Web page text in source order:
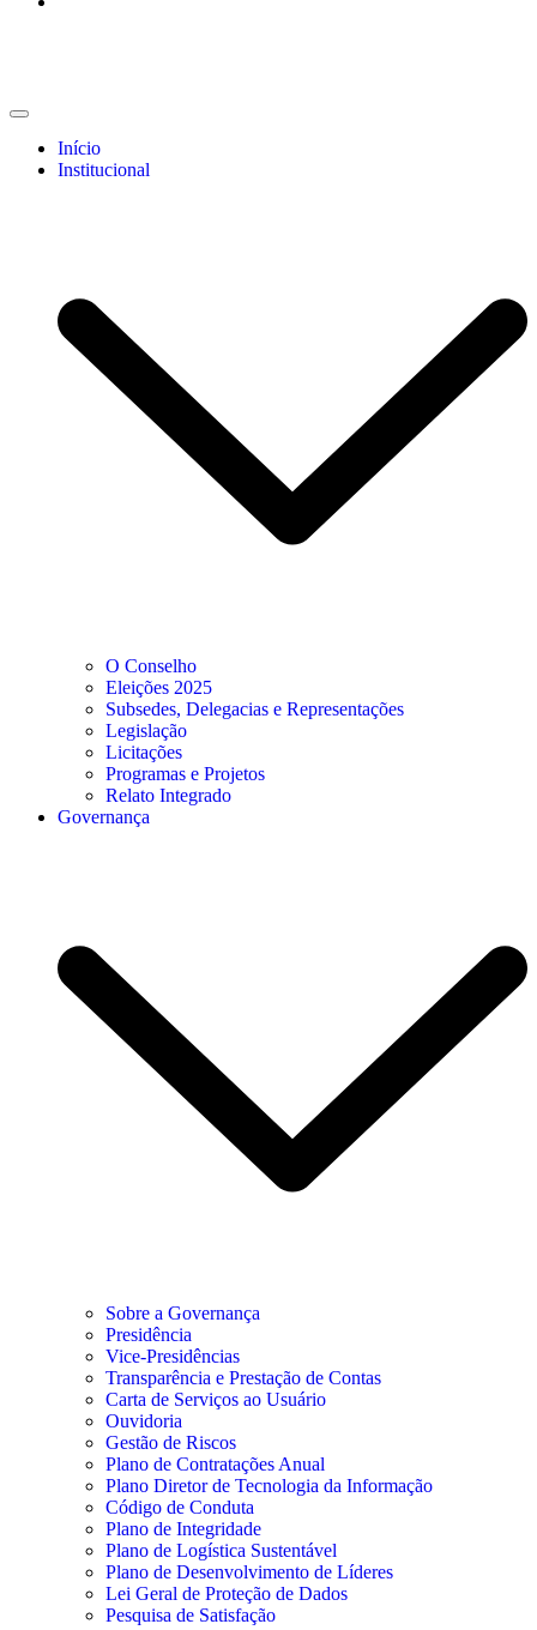
Início
Institucional
O Conselho
Eleições 2025
Subsedes, Delegacias e Representações
Legislação
Licitações
Programas e Projetos
Relato Integrado
Governança
Sobre a Governança
Presidência
Vice-Presidências
Transparência e Prestação de Contas
Carta de Serviços ao Usuário
Ouvidoria
Gestão de Riscos
Plano de Contratações Anual
Plano Diretor de Tecnologia da Informação
Código de Conduta
Plano de Integridade
Plano de Logística Sustentável
Plano de Desenvolvimento de Líderes
Lei Geral de Proteção de Dados
Pesquisa de Satisfação